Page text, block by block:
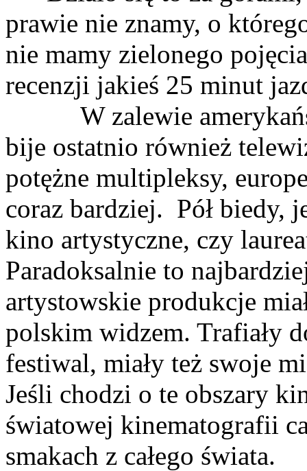
prawie nie znamy, o
nie mamy zielonego
recenzji jakieś 25 minut
W zalewie
bije ostatnio również
potężne multipleksy,
coraz bardziej. Pół biedy,
kino artystyczne, czy
Paradoksalnie to
artystowskie produkcje
polskim widzem. Trafiały
festiwal, miały też swoje
Jeśli chodzi o te obszary
światowej kinematografii
smakach z całego